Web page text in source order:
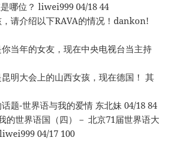
哪位？ liwei999 04/18 44
，请介绍以下RAVA的情况！dankon!
当年的女友，现在中央电视台当主持
明大会上的山西女孩，现在德国！ 其
题-世界语与我的爱情 东北妹 04/18 84
的世界语国（四）－ 北京71届世界语大
04/17 100